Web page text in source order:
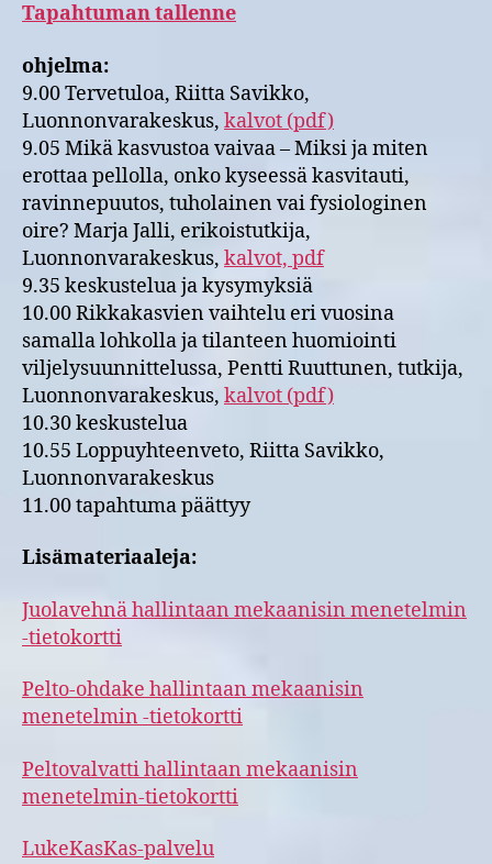
Tapahtuman tallenne
ohjelma:
9.00 Tervetuloa, Riitta Savikko,
Luonnonvarakeskus, kalvot (pdf)
9.05 Mikä kasvustoa vaivaa – Miksi ja miten
erottaa pellolla, onko kyseessä kasvitauti,
ravinnepuutos, tuholainen vai fysiologinen
oire? Marja Jalli, erikoistutkija,
Luonnonvarakeskus, kalvot, pdf
9.35 keskustelua ja kysymyksiä
10.00 Rikkakasvien vaihtelu eri vuosina
samalla lohkolla ja tilanteen huomiointi
viljelysuunnittelussa, Pentti Ruuttunen, tutkija,
Luonnonvarakeskus, kalvot (pdf)
10.30 keskustelua
10.55 Loppuyhteenveto, Riitta Savikko,
Luonnonvarakeskus
11.00 tapahtuma päättyy
Lisämateriaaleja:
Juolavehnä hallintaan mekaanisin menetelmin
-tietokortti
Pelto-ohdake hallintaan mekaanisin
menetelmin -tietokortti
Peltovalvatti hallintaan mekaanisin
menetelmin-tietokortti
LukeKasKas-palvelu